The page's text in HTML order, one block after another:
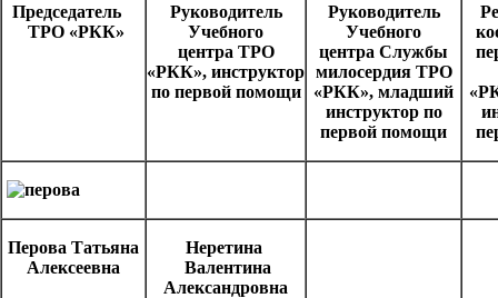
Председатель
ТРО «РКК»
Руководитель
Учебного
центра ТРО
«РКК», инструктор
по первой помощи
Руководитель
Учебного
центра Службы
милосердия ТРО
«РКК», младший
инструктор по
первой помощи
Перова Татьяна
Алексеевна
Неретина
Валентина
Александровна